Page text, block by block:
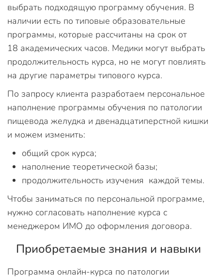
выбрать подходящую программу обучения. В
наличии есть по типовые образовательные
программы, которые рассчитаны на срок от
18 академических часов. Медики могут выбрать
продолжительность курса, но не могут повлиять
на другие параметры типового курса.
По запросу клиента разработаем персональное
наполнение программы обучения по патологии
пищевода желудка и двенадцатиперстной кишки
и можем изменить:
общий срок курса;
наполнение теоретической базы;
продолжительность изучения каждой темы.
Чтобы заниматься по персональной программе,
нужно согласовать наполнение курса с
менеджером ИМО до оформления договора.
Приобретаемые знания и навыки
Программа онлайн-курса по патологии